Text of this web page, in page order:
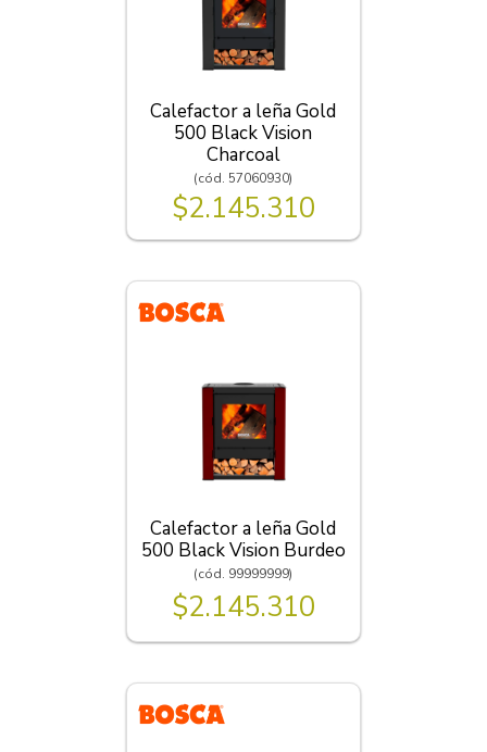
Calefactor a leña Gold
500 Black Vision
Charcoal
(cód. 57060930)
$2.145.310
Calefactor a leña Gold
500 Black Vision Burdeo
(cód. 99999999)
$2.145.310